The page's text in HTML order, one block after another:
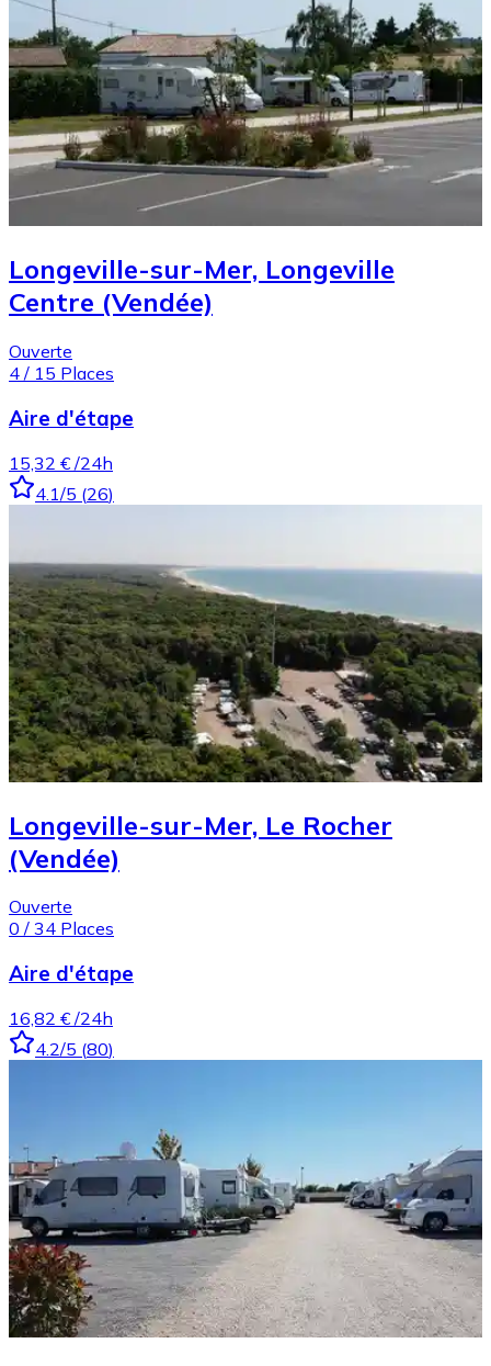
Longeville-sur-Mer, Longeville
Centre (Vendée)
Ouverte
4 / 15 Places
Aire d'étape
15,32 € /24h
4.1/5 (26)
Longeville-sur-Mer, Le Rocher
(Vendée)
Ouverte
0 / 34 Places
Aire d'étape
16,82 € /24h
4.2/5 (80)